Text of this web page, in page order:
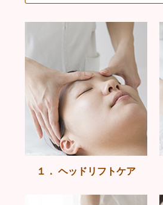
１． ヘッドリフトケア